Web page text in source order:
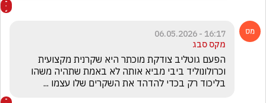
16:17 - 06.05.2026
מקס סבג
בליכוד רק בכדי להדהד את השקרים שלו עצמו ...